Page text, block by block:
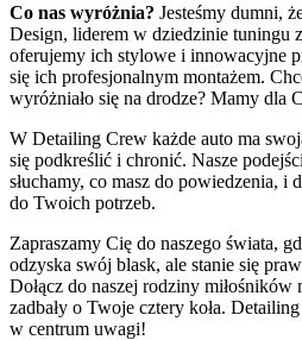
Co nas wyróżnia? Jesteśmy dumni,
Design, liderem w dziedzinie tuningu
oferujemy ich stylowe i innowacyjne
się ich profesjonalnym montażem.
wyróżniało się na drodze? Mamy dla
W Detailing Crew każde auto ma
się podkreślić i chronić. Nasze
słuchamy, co masz do powiedzenia, i
do Twoich potrzeb.
Zapraszamy Cię do naszego świata,
odzyska swój blask, ale stanie się
Dołącz do naszej rodziny
zadbały o Twoje cztery koła.
w centrum uwagi!